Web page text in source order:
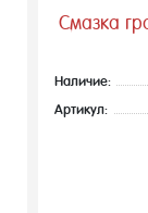
Смазка
Наличие:
Артикул: